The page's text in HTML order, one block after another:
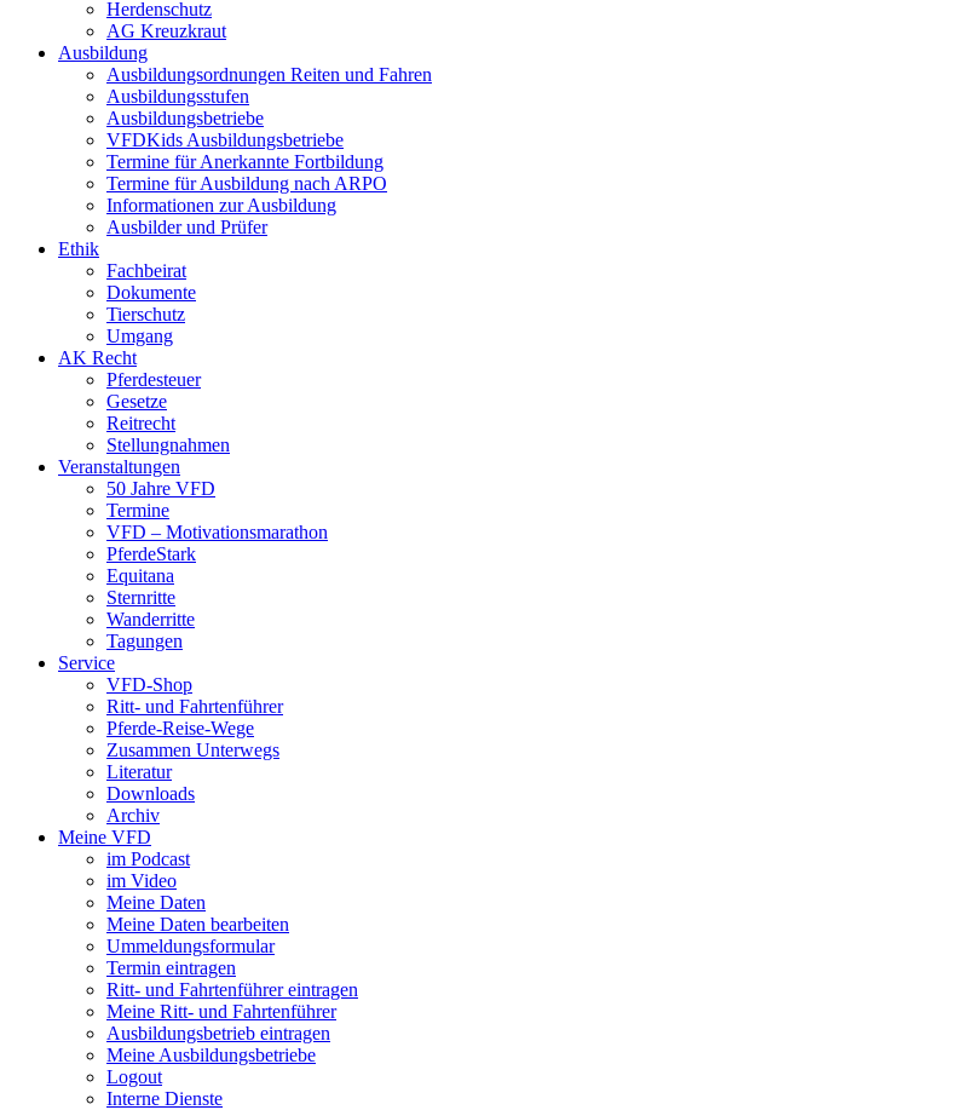
Herdenschutz
AG Kreuzkraut
Ausbildung
Ausbildungsordnungen Reiten und Fahren
Ausbildungsstufen
Ausbildungsbetriebe
VFDKids Ausbildungsbetriebe
Termine für Anerkannte Fortbildung
Termine für Ausbildung nach ARPO
Informationen zur Ausbildung
Ausbilder und Prüfer
Ethik
Fachbeirat
Dokumente
Tierschutz
Umgang
AK Recht
Pferdesteuer
Gesetze
Reitrecht
Stellungnahmen
Veranstaltungen
50 Jahre VFD
Termine
VFD – Motivationsmarathon
PferdeStark
Equitana
Sternritte
Wanderritte
Tagungen
Service
VFD-Shop
Ritt- und Fahrtenführer
Pferde-Reise-Wege
Zusammen Unterwegs
Literatur
Downloads
Archiv
Meine VFD
im Podcast
im Video
Meine Daten
Meine Daten bearbeiten
Ummeldungsformular
Termin eintragen
Ritt- und Fahrtenführer eintragen
Meine Ritt- und Fahrtenführer
Ausbildungsbetrieb eintragen
Meine Ausbildungsbetriebe
Logout
Interne Dienste